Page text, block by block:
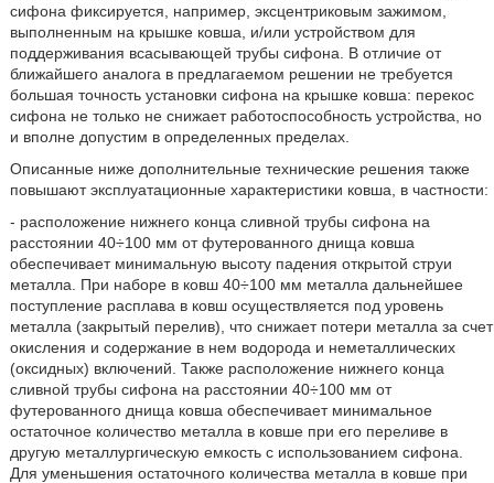
сифона фиксируется, например, эксцентриковым зажимом,
выполненным на крышке ковша, и/или устройством для
поддерживания всасывающей трубы сифона. В отличие от
ближайшего аналога в предлагаемом решении не требуется
большая точность установки сифона на крышке ковша: перекос
сифона не только не снижает работоспособность устройства, но
и вполне допустим в определенных пределах.
Описанные ниже дополнительные технические решения также
повышают эксплуатационные характеристики ковша, в частности:
- расположение нижнего конца сливной трубы сифона на
расстоянии 40÷100 мм от футерованного днища ковша
обеспечивает минимальную высоту падения открытой струи
металла. При наборе в ковш 40÷100 мм металла дальнейшее
поступление расплава в ковш осуществляется под уровень
металла (закрытый перелив), что снижает потери металла за счет
окисления и содержание в нем водорода и неметаллических
(оксидных) включений. Также расположение нижнего конца
сливной трубы сифона на расстоянии 40÷100 мм от
футерованного днища ковша обеспечивает минимальное
остаточное количество металла в ковше при его переливе в
другую металлургическую емкость с использованием сифона.
Для уменьшения остаточного количества металла в ковше при